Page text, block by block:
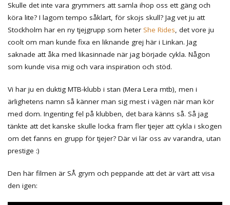
Skulle det inte vara grymmers att samla ihop oss ett gäng och
köra lite? I lagom tempo såklart, för skojs skull? Jag vet ju att
Stockholm har en ny tjejgrupp som heter She Rides, det vore ju
coolt om man kunde fixa en liknande grej här i Linkan. Jag
saknade att åka med likasinnade när jag började cykla. Någon
som kunde visa mig och vara inspiration och stöd.
Vi har ju en duktig MTB-klubb i stan (Mera Lera mtb), men i
ärlighetens namn så känner man sig mest i vägen när man kör
med dom. Ingenting fel på klubben, det bara känns så. Så jag
tänkte att det kanske skulle locka fram fler tjejer att cykla i skogen
om det fanns en grupp för tjejer? Där vi lär oss av varandra, utan
prestige :)
Den här filmen är SÅ grym och peppande att det är värt att visa
den igen: